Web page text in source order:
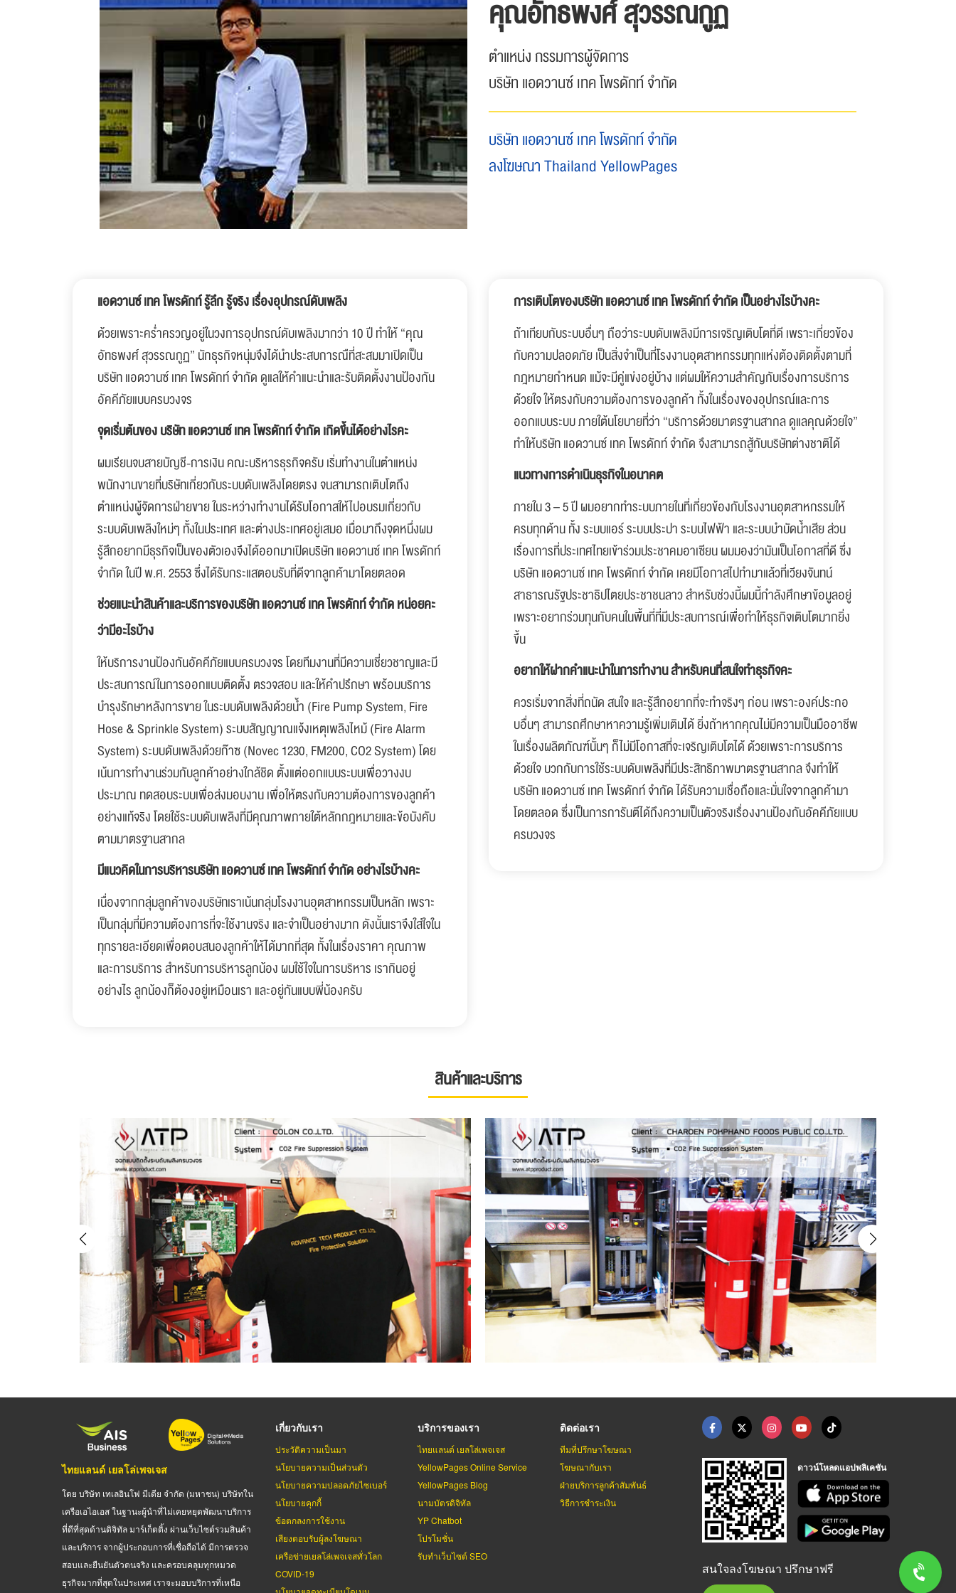
คุณอัทธพงศ์ สุวรรณกูฏ
ตำแหน่ง กรรมการผู้จัดการ
บริษัท แอดวานซ์ เทค โพรดักท์ จำกัด
บริษัท แอดวานซ์ เทค โพรดักท์ จำกัด
ลงโฆษณา Thailand YellowPages
แอดวานซ์ เทค โพรดักท์ รู้ลึก รู้จริง เรื่องอุปกรณ์ดับเพลิง
ด้วยเพราะคร่ำครวญอยู่ในวงการอุปกรณ์ดับเพลิงมากว่า 10 ปี ทำให้ “คุณ
อัทธพงศ์ สุวรรณกูฏ” นักธุรกิจหนุ่มจึงได้นำประสบการณืที่สะสมมาเปิดเป็น
บริษัท แอดวานซ์ เทค โพรดักท์ จำกัด ดูแลให้คำแนะนำและรับติดตั้งงานป้องกัน
อัคคีภัยแบบครบวงจร
จุดเริ่มต้นของ บริษัท แอดวานซ์ เทค โพรดักท์ จำกัด เกิดขึ้นได้อย่างไรคะ
ผมเรียนจบสายบัญชี-การเงิน คณะบริหารธุรกิจครับ เริ่มทำงานในตำแหน่ง
พนักงานขายที่บริษัทเกี่ยวกับระบบดับเพลิงโดยตรง จนสามารถเติบโตถึง
ตำแหน่งผู้จัดการฝ่ายขาย ในระหว่างทำงานได้รับโอกาสให้ไปอบรมเกี่ยวกับ
ระบบดับเพลิงใหม่ๆ ทั้งในประเทศ และต่างประเทศอยู่เสมอ เมื่อมาถึงจุดหนึ่งผม
รู้สึกอยากมีธุรกิจเป็นของตัวเองจึงได้ออกมาเปิดบริษัท แอดวานซ์ เทค โพรดักท์
จำกัด ในปี พ.ศ. 2553 ซึ่งได้รับกระแสตอบรับที่ดีจากลูกค้ามาโดยตลอด
ช่วยแนะนำสินค้าและบริการของบริษัท แอดวานซ์ เทค โพรดักท์ จำกัด หน่อยคะ
ว่ามีอะไรบ้าง
ให้บริการงานป้องกันอัคคีภัยแบบครบวงจร โดยทีมงานที่มีความเชี่ยวชาญและมี
ประสบการณ์ในการออกแบบติดตั้ง ตรวจสอบ และให้คำปรึกษา พร้อมบริการ
บำรุงรักษาหลังการขาย ในระบบดับเพลิงด้วยน้ำ (Fire Pump System, Fire
Hose & Sprinkle System) ระบบสัญญาณแจ้งเหตุเพลิงไหม้ (Fire Alarm
System) ระบบดับเพลิงด้วยก๊าซ (Novec 1230, FM200, CO2 System) โดย
เน้นการทำงานร่วมกับลูกค้าอย่างใกล้ชิด ตั้งแต่ออกแบบระบบเพื่อวางงบ
ประมาณ ทดสอบระบบเพื่อส่งมอบงาน เพื่อให้ตรงกับความต้องการของลูกค้า
อย่างแท้จริง โดยใช้ระบบดับเพลิงที่มีคุณภาพภายใต้หลักกฎหมายและข้อบังคับ
ตามมาตรฐานสากล
มีแนวคิดในการบริหารบริษัท แอดวานซ์ เทค โพรดักท์ จำกัด อย่างไรบ้างคะ
เนื่องจากกลุ่มลูกค้าของบริษัทเราเน้นกลุ่มโรงงานอุตสาหกรรมเป็นหลัก เพราะ
เป็นกลุ่มที่มีความต้องการที่จะใช้งานจริง และจำเป็นอย่างมาก ดังนั้นเราจึงใส่ใจใน
ทุกรายละเอียดเพื่อตอบสนองลูกค้าให้ได้มากที่สุด ทั้งในเรื่องราคา คุณภาพ
และการบริการ สำหรับการบริหารลูกน้อง ผมใช้ใจในการบริหาร เรากินอยู่
อย่างไร ลูกน้องก็ต้องอยู่เหมือนเรา และอยู่กันแบบพี่น้องครับ
การเติบโตของบริษัท แอดวานซ์ เทค โพรดักท์ จำกัด เป็นอย่างไรบ้างคะ
ถ้าเทียบกับระบบอื่นๆ ถือว่าระบบดับเพลิงมีการเจริญเติบโตที่ดี เพราะเกี่ยวข้อง
กับความปลอดภัย เป็นสิ่งจำเป็นที่โรงงานอุตสาหกรรมทุกแห่งต้องติดตั้งตามที่
กฎหมายกำหนด แม้จะมีคู่แข่งอยู่บ้าง แต่ผมให้ความสำคัญกับเรื่องการบริการ
ด้วยใจ ให้ตรงกับความต้องการของลูกค้า ทั้งในเรื่องของอุปกรณ์และการ
ออกแบบระบบ ภายใต้นโยบายที่ว่า “บริการด้วยมาตรฐานสากล ดูแลคุณด้วยใจ”
ทำให้บริษัท แอดวานซ์ เทค โพรดักท์ จำกัด จึงสามารถสู้กับบริษัทต่างชาติได้
แนวทางการดำเนินธุรกิจในอนาคต
ภายใน 3 – 5 ปี ผมอยากทำระบบภายในที่เกี่ยวข้องกับโรงงานอุตสาหกรรมให้
ครบทุกด้าน ทั้ง ระบบแอร์ ระบบประปา ระบบไฟฟ้า และระบบบำบัดน้ำเสีย ส่วน
เรื่องการที่ประเทศไทยเข้าร่วมประชาคมอาเซียน ผมมองว่ามันเป็นโอกาสที่ดี ซึ่ง
บริษัท แอดวานซ์ เทค โพรดักท์ จำกัด เคยมีโอกาสไปทำมาแล้วที่เวียงจันทน์
สาธารณรัฐประชาธิปไตยประชาชนลาว สำหรับช่วงนี้ผมนี้กำลังศึกษาข้อมูลอยู่
เพราะอยากร่วมทุนกับคนในพื้นที่ที่มีประสบการณ์เพื่อทำให้ธุรกิจเติบโตมากยิ่ง
ขึ้น
อยากให้ฝากคำแนะนำในการทำงาน สำหรับคนที่สนใจทำธุรกิจคะ
ควรเริ่มจากสิ่งที่ถนัด สนใจ และรู้สึกอยากที่จะทำจริงๆ ก่อน เพราะองค์ประกอ
บอื่นๆ สามารถศึกษาหาความรู้เพิ่มเติมได้ ยิ่งถ้าหากคุณไม่มีความเป็นมืออาชีพ
ในเรื่องผลิตภัณฑ์นั้นๆ ก็ไม่มีโอกาสที่จะเจริญเติบโตได้ ด้วยเพราะการบริการ
ด้วยใจ บวกกับการใช้ระบบดับเพลิงที่มีประสิทธิภาพมาตรฐานสากล จึงทำให้
บริษัท แอดวานซ์ เทค โพรดักท์ จำกัด ได้รับความเชื่อถือและมั่นใจจากลูกค้ามา
โดยตลอด ซึ่งเป็นการการันตีได้ถึงความเป็นตัวจริงเรื่องงานป้องกันอัคคีภัยแบบ
ครบวงจร
สินค้าและบริการ
ไทยแลนด์ เยลโล่เพจเจส
โดย บริษัท เทเลอินโฟ มีเดีย จำกัด (มหาชน) บริษัทใน
เครือเอไอเอส ในฐานะผู้นำที่ไม่เคยหยุดพัฒนาบริการ
ที่ดีที่สุดด้านดิจิทัล มาร์เก็ตติ้ง ผ่านเว็บไซต์รวมสินค้า
และบริการ จากผู้ประกอบการที่เชื่อถือได้ มีการตรวจ
สอบและยืนยันตัวตนจริง และครอบคลุมทุกหมวด
ธุรกิจมากที่สุดในประเทศ เราจะมอบบริการที่เหนือ
เกี่ยวกับเรา
ประวัติความเป็นมา
นโยบายความเป็นส่วนตัว
นโยบายความปลอดภัยไซเบอร์
นโยบายคุกกี้
ข้อตกลงการใช้งาน
เสียงตอบรับผู้ลงโฆษณา
เครือข่ายเยลโล่เพจเจสทั่วโลก
COVID-19
บริการของเรา
ไทยแลนด์ เยลโล่เพจเจส
YellowPages Online Service
YellowPages Blog
นามบัตรดิจิทัล
YP Chatbot
โปรโมชั่น
รับทำเว็บไซต์ SEO
ติดต่อเรา
ทีมที่ปรึกษาโฆษณา
โฆษณากับเรา
ฝ่ายบริการลูกค้าสัมพันธ์
วิธีการชำระเงิน
ดาวน์โหลดแอปพลิเคชัน
สนใจลงโฆษณา ปรึกษาฟรี